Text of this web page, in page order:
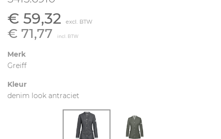
€ 59,32 excl. BTW
€ 71,77 incl. BTW
Merk
Greiff
Kleur
denim look antraciet